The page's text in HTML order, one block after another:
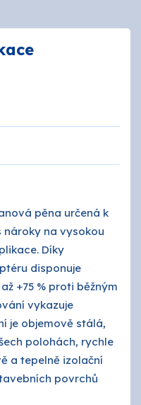
pěna určená k
na vysokou
Díky
disponuje
+75 % proti běžným
vykazuje
je objemově stálá,
polohách, rychle
a tepelně izolační
povrchů